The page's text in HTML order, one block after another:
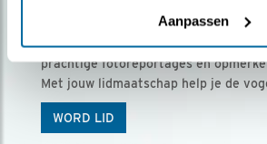
Aanpassen
Ontvang 5 x Vogels voor €
Vogels is het tijdschrift voor onze
prachtige fotoreportages en
Met jouw lidmaatschap help je de
WORD LID